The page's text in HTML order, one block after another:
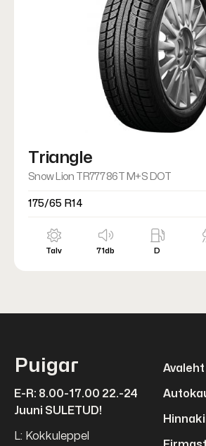
Triangle
Snow Lion TR777 86T M+S DOT
175/65 R14
Talv 71db D
Puigar
E-R: 8.00-17.00 22.-24
Juuni SULETUD!
L: Kokkuleppel
Avaleht